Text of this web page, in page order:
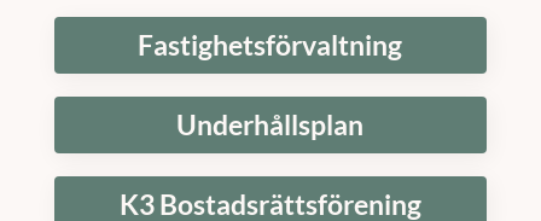
Fastighetsförvaltning
Underhållsplan
K3 Bostadsrättsförening